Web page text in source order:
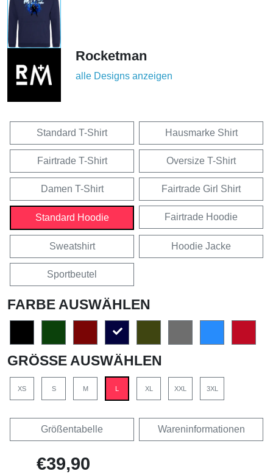
Rocketman
alle Designs anzeigen
Standard T-Shirt Hausmarke Shirt
Fairtrade T-Shirt Oversize T-Shirt
Damen T-Shirt Fairtrade Girl Shirt
Standard Hoodie Fairtrade Hoodie
Sweatshirt Hoodie Jacke
Sportbeutel
FARBE AUSWÄHLEN
GRÖSSE AUSWÄHLEN
XS S M L XL XXL 3XL
Größentabelle Wareninformationen
€39,90